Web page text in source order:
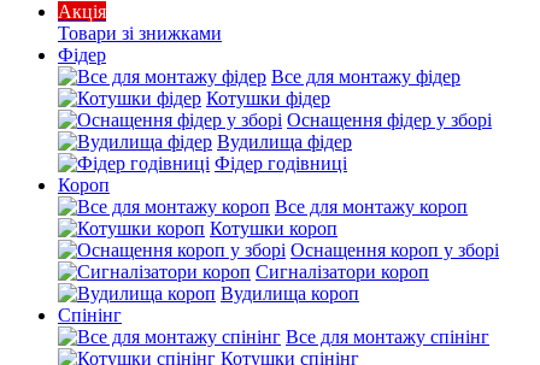
Акція
Товари зі знижками
Фідер
Все для монтажу фідер
Котушки фідер
Оснащення фідер у зборі
Вудилища фідер
Фідер годівниці
Короп
Все для монтажу короп
Котушки короп
Оснащення короп у зборі
Сигналізатори короп
Вудилища короп
Спінінг
Все для монтажу спінінг
Котушки спінінг